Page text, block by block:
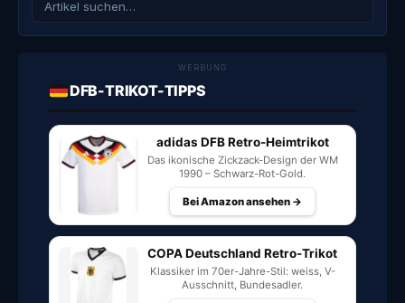
WERBUNG
DFB-TRIKOT-TIPPS
adidas DFB Retro-Heimtrikot
Das ikonische Zickzack-Design der WM
1990 – Schwarz-Rot-Gold.
Bei Amazon ansehen →
COPA Deutschland Retro-Trikot
Klassiker im 70er-Jahre-Stil: weiss, V-
Ausschnitt, Bundesadler.